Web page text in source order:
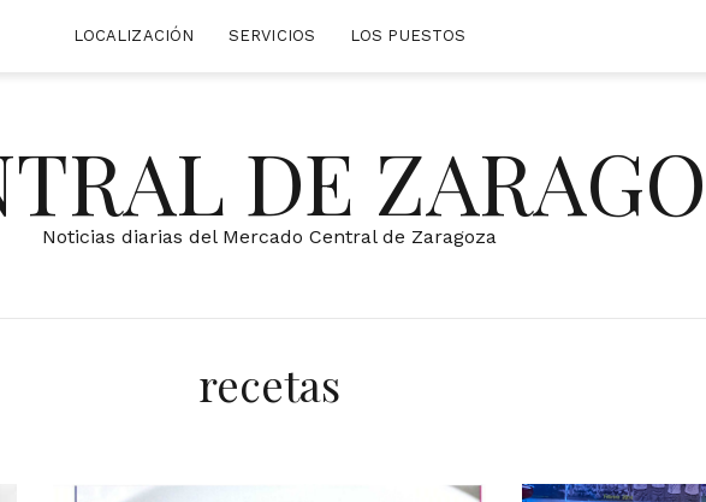
LOCALIZACIÓN SERVICIOS LOS PUESTOS
DE
Noticias diarias del Mercado Central de Zaragoza
recetas